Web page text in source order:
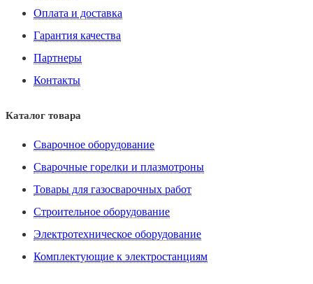
Оплата и доставка
Гарантия качества
Партнеры
Контакты
Каталог товара
Сварочное оборудование
Сварочные горелки и плазмотроны
Товары для газосварочных работ
Строительное оборудование
Электротехническое оборудование
Комплектующие к электростанциям